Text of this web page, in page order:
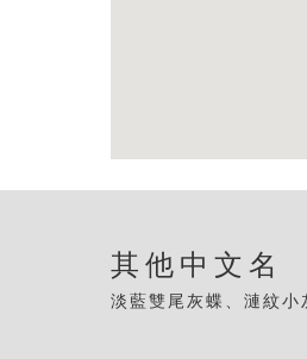
其他中文名
淡藍雙尾灰蝶、漣紋